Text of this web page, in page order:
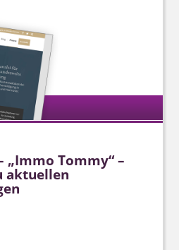
„Immo Tommy“ –
aktuellen